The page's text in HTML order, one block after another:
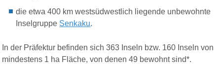
die etwa 400 km westsüdwestlich liegende unbewohnte
Inselgruppe Senkaku.
In der Präfektur befinden sich 363 Inseln bzw. 160 Inseln von
mindestens 1 ha Fläche, von denen 49 bewohnt sind*.